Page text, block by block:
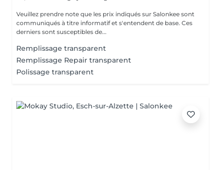
Veuillez prendre note que les prix indiqués sur Salonkee sont
communiqués à titre informatif et s'entendent de base. Ces
derniers sont susceptibles de...
Remplissage transparent
Remplissage Repair transparent
Polissage transparent